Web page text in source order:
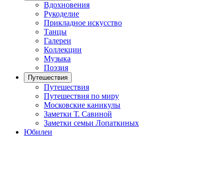
Вдохновения
Рукоделие
Прикладное искусство
Танцы
Галереи
Коллекции
Музыка
Поэзия
Путешествия
Путешествия
Путешествия по миру
Московские каникулы
Заметки Т. Савиной
Заметки семьи Лопаткиных
Юбилеи